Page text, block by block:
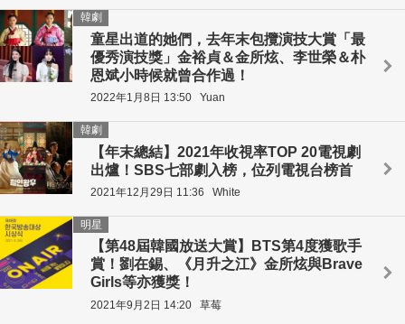
童星出道的她們，去年末包攬演技大賞「最
優秀演技獎」金裕貞＆金所炫、李世榮＆朴
恩斌小時候就曾合作過！
韓劇
2022年1月8日 13:50 Yuan
【年末總結】2021年收視率TOP 20電視劇
出爐！SBS七部劇入榜，位列電視台榜首
韓劇
2021年12月29日 11:36 White
【第48屆韓國放送大賞】BTS第4度獲歌手
賞！劉在錫、《月升之江》金所炫與Brave
Girls等亦獲獎！
明星
2021年9月2日 14:20 草莓